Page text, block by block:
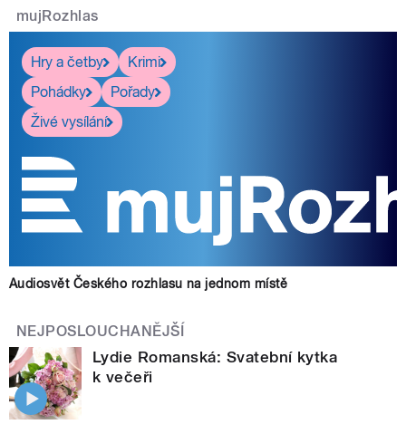
mujRozhlas
Hry a četby
Krimi
Pohádky
Pořady
Živé vysílání
Audiosvět Českého rozhlasu na jednom místě
NEJPOSLOUCHANĚJŠÍ
Lydie Romanská: Svatební kytka
k večeři